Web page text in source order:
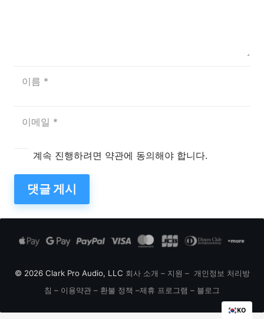
계속 진행하려면 약관에 동의해야 합니다.
댓글 게시
© 2026 Clark Pro Audio, LLC 회사 소개 – 지원 – 개인정보 처리방
침 – 이용약관 – 환불 정책 –제휴 프로그램 – 블로그
KO